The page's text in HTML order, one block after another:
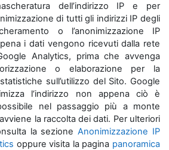
dell’indirizzo IP e per
di tutti gli indirizzi IP degli
o l’anonimizzazione IP
i dati vengono ricevuti dalla rete
Analytics, prima che avvenga
o elaborazione per la
sull’utilizzo del Sito. Google
l‘indirizzo non appena ciò è
nel passaggio più a monte
la raccolta dei dati. Per ulteriori
la sezioneAnonimizzazione IP
oppure visita la pagina panoramica